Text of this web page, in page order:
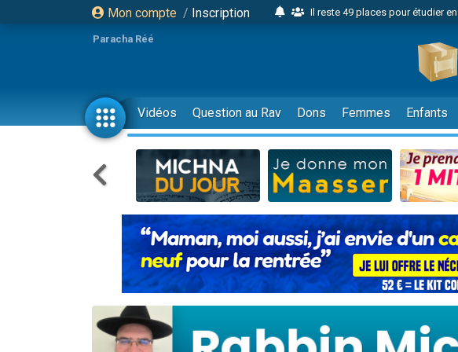
Mon compte / Inscription
Il reste 49 places pour étudier
2 personnes viennent de nous
6 personnes viennent de nous
4 personnes viennent de faire
2 personnes viennent de faire
17 personnes viennent de
4 personnes viennent de nous
Il reste 49 places pour étudier
Eva vient de donner son Maasser
4 personnes viennent de nous
3 personnes viennent de nous
Odaya vient de donner son Maasser
2 personnes viennent de nous
Paracha Réé
Vidéos Question au Rav Dons Femmes Enfants